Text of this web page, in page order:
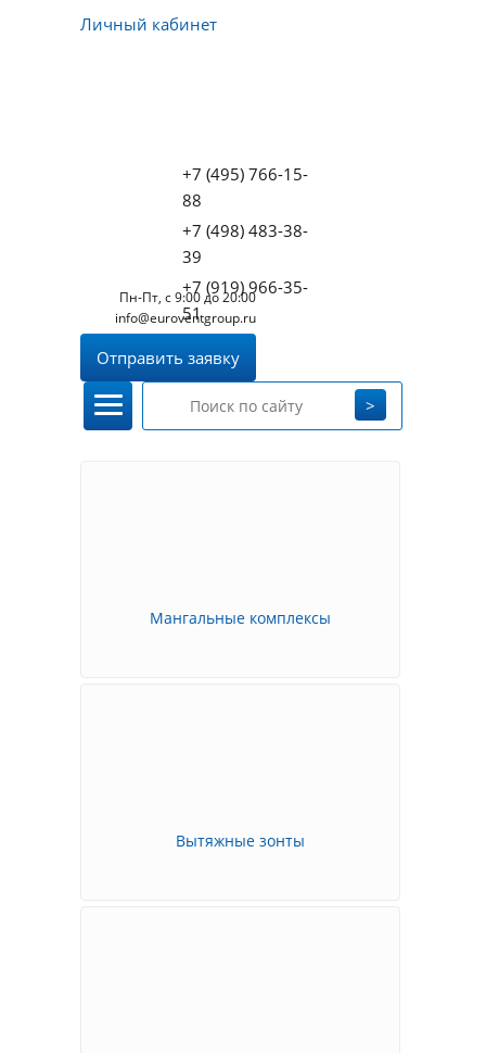
Личный кабинет
>
Пн-Пт, с 9:00 до 20:00
info@euroventgroup.ru
Отправить заявку
+7 (495) 766-15-
88
+7 (498) 483-38-
39
+7 (919) 966-35-
51
Мангальные комплексы
Вытяжные зонты